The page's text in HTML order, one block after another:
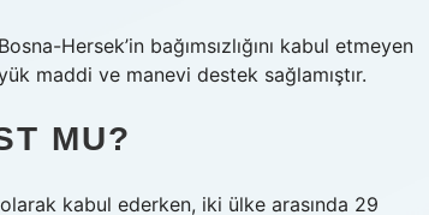
Hersek’in bağımsızlığını kabul etmeyen
maddi ve manevi destek sağlamıştır.
MU?
kabul ederken, iki ülke arasında 29